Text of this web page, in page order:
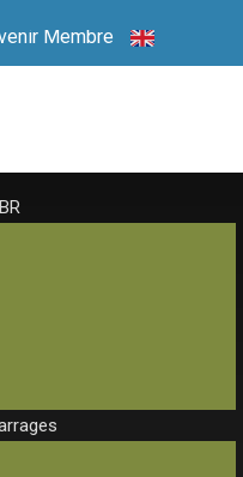
Membre